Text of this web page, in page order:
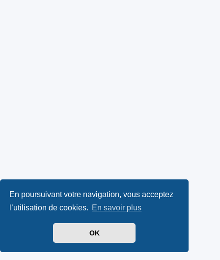
En poursuivant votre navigation, vous acceptez
l’utilisation de cookies. En savoir plus
OK